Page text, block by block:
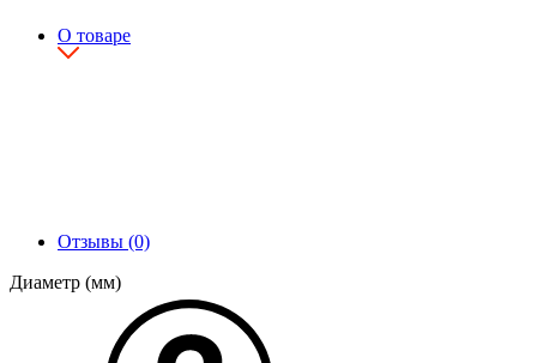
О товаре
Отзывы (0)
Диаметр (мм)